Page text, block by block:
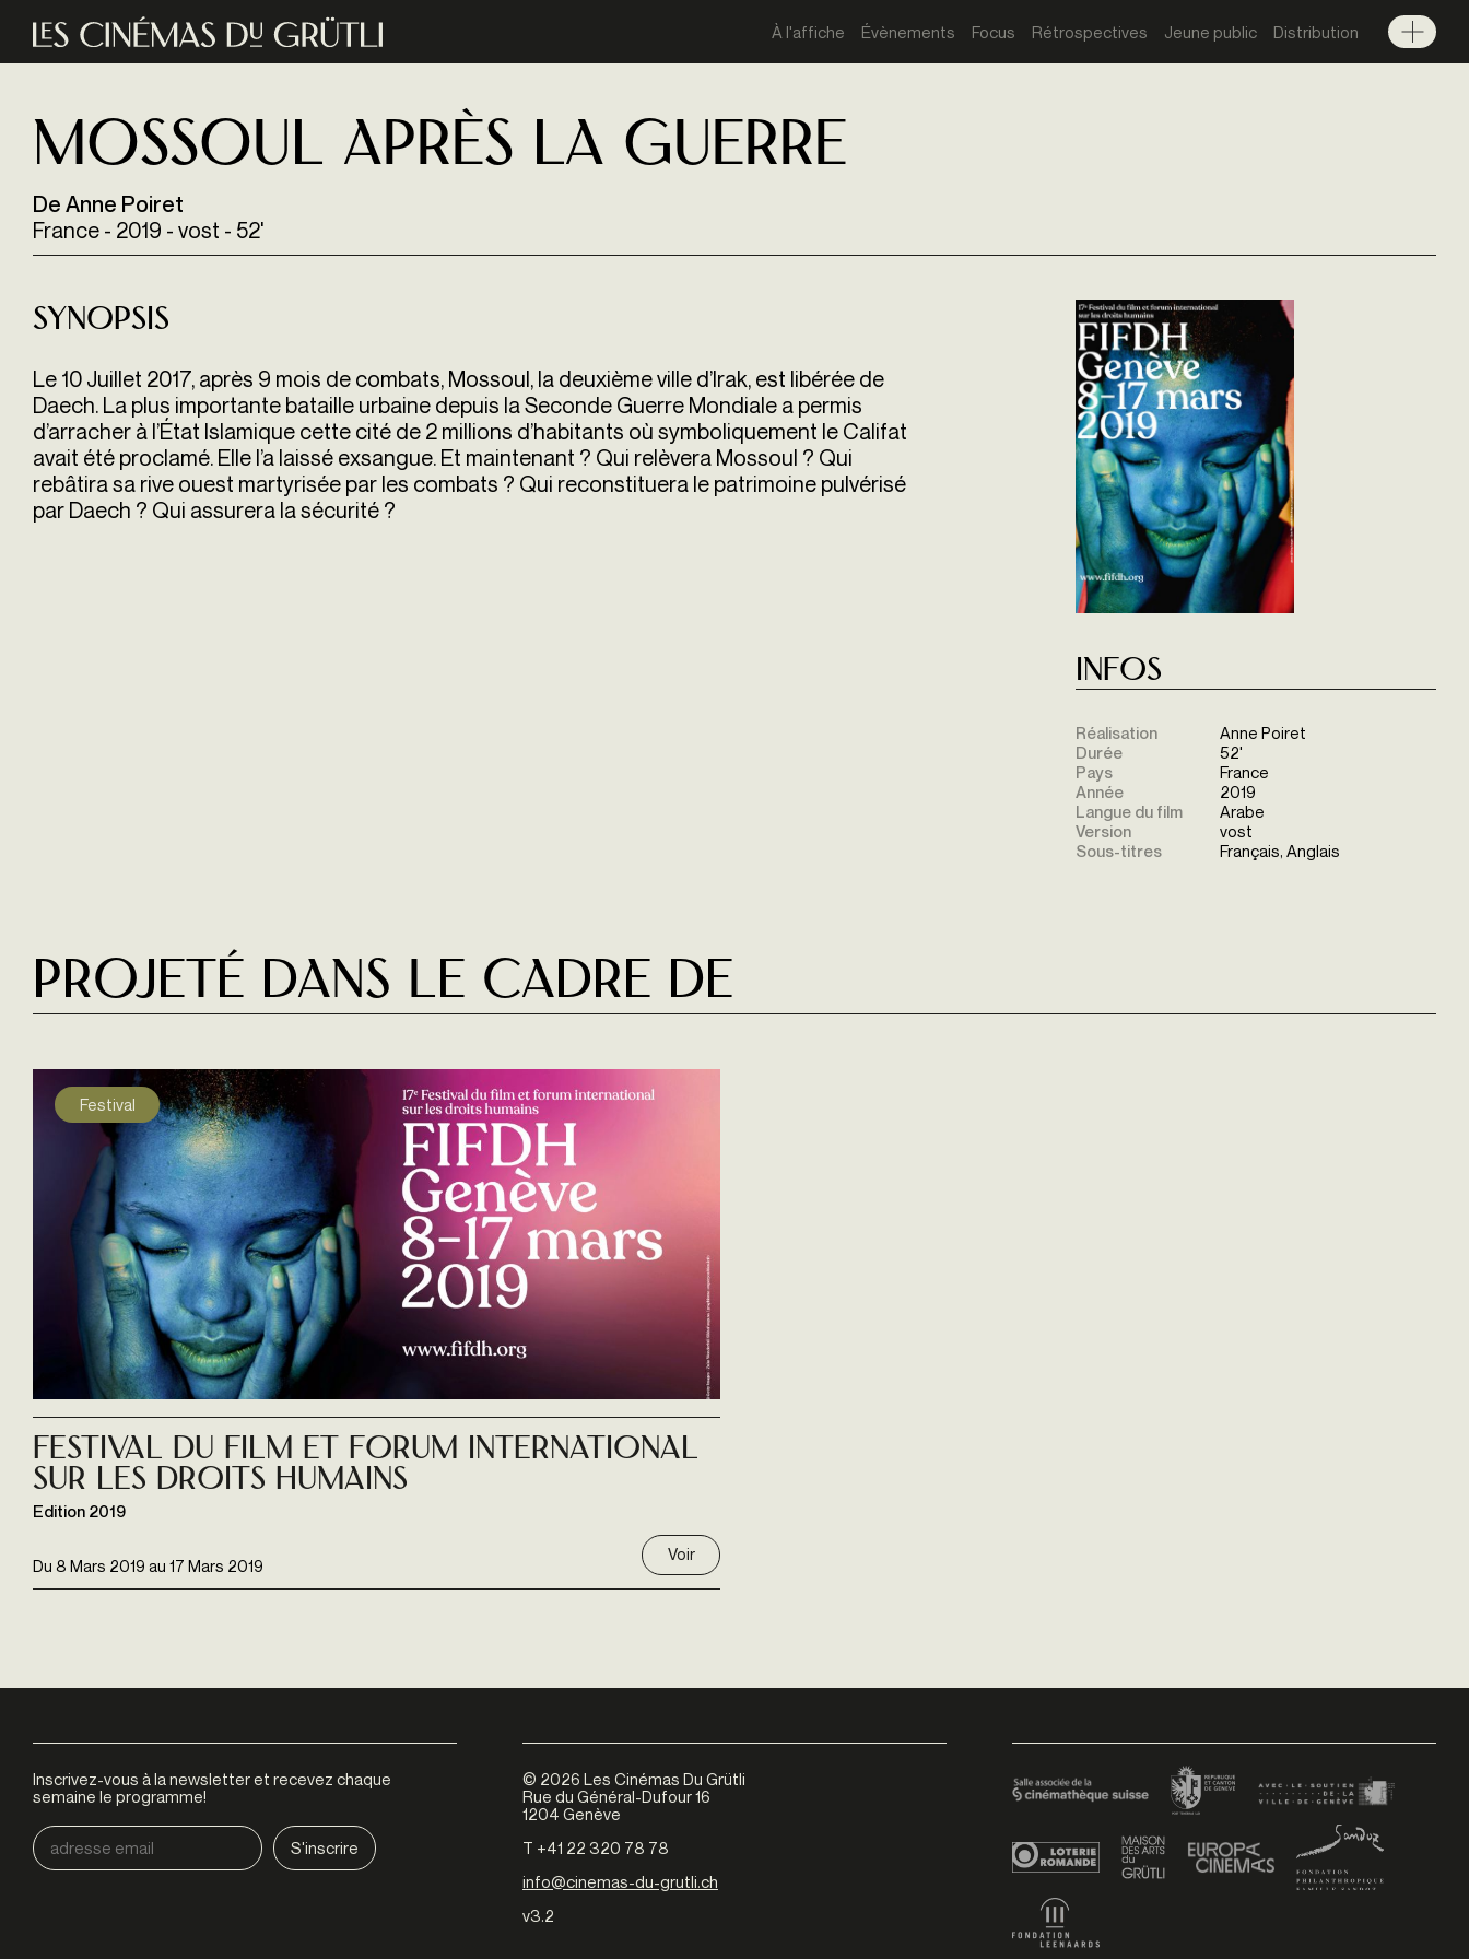
Aller au contenu principal
À l'affiche Évènements Focus Rétrospectives Jeune public Distribution
Menu
Mossoul après la guerre
De Anne Poiret
France - 2019 - vost - 52'
Synopsis
Le 10 Juillet 2017, après 9 mois de combats, Mossoul, la deuxième ville d’Irak, est libérée de
Daech. La plus importante bataille urbaine depuis la Seconde Guerre Mondiale a permis
d’arracher à l’État Islamique cette cité de 2 millions d’habitants où symboliquement le Califat
avait été proclamé. Elle l’a laissé exsangue. Et maintenant ? Qui relèvera Mossoul ? Qui
rebâtira sa rive ouest martyrisée par les combats ? Qui reconstituera le patrimoine pulvérisé
par Daech ? Qui assurera la sécurité ?
Infos
Réalisation
Anne Poiret
Durée
52'
Pays
France
Année
2019
Langue du film
Arabe
Version
vost
Sous-titres
Français, Anglais
Projeté dans le cadre de
Festival
Du 8 Mars 2019 au 17 Mars 2019
Festival du Film et Forum International
sur les Droits Humains
Edition 2019
Voir
Inscrivez-vous à la newsletter et recevez chaque
semaine le programme!
© 2026 Les Cinémas Du Grütli
Rue du Général-Dufour 16
1204 Genève
T +41 22 320 78 78
info@cinemas-du-grutli.ch
v3.2